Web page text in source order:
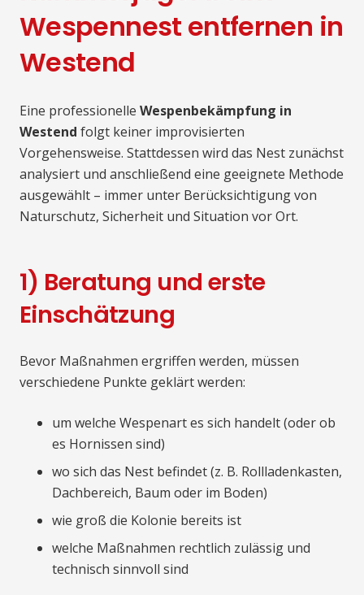
Wespennest entfernen in
Westend
Eine professionelle Wespenbekämpfung in
Westend folgt keiner improvisierten
Vorgehensweise. Stattdessen wird das Nest zunächst
analysiert und anschließend eine geeignete Methode
ausgewählt – immer unter Berücksichtigung von
Naturschutz, Sicherheit und Situation vor Ort.
1) Beratung und erste
Einschätzung
Bevor Maßnahmen ergriffen werden, müssen
verschiedene Punkte geklärt werden:
um welche Wespenart es sich handelt (oder ob
es Hornissen sind)
wo sich das Nest befindet (z. B. Rollladenkasten,
Dachbereich, Baum oder im Boden)
wie groß die Kolonie bereits ist
welche Maßnahmen rechtlich zulässig und
technisch sinnvoll sind